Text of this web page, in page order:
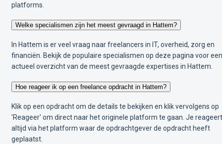
platforms.
Welke specialismen zijn het meest gevraagd in Hattem?
In Hattem is er veel vraag naar freelancers in IT, overheid, zorg en
financiën. Bekijk de populaire specialismen op deze pagina voor een
actueel overzicht van de meest gevraagde expertises in Hattem.
Hoe reageer ik op een freelance opdracht in Hattem?
Klik op een opdracht om de details te bekijken en klik vervolgens op
'Reageer' om direct naar het originele platform te gaan. Je reageert
altijd via het platform waar de opdrachtgever de opdracht heeft
geplaatst.